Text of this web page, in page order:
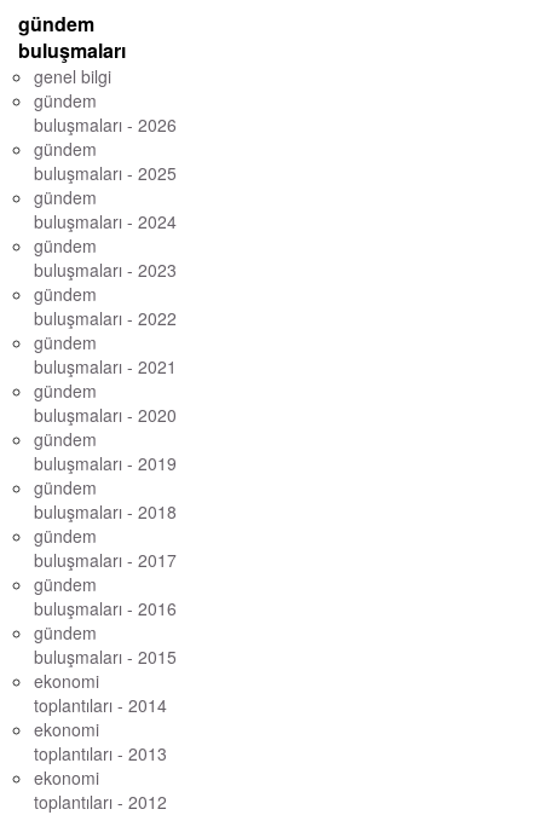
gündem
buluşmaları
genel bilgi
gündem
buluşmaları - 2026
gündem
buluşmaları - 2025
gündem
buluşmaları - 2024
gündem
buluşmaları - 2023
gündem
buluşmaları - 2022
gündem
buluşmaları - 2021
gündem
buluşmaları - 2020
gündem
buluşmaları - 2019
gündem
buluşmaları - 2018
gündem
buluşmaları - 2017
gündem
buluşmaları - 2016
gündem
buluşmaları - 2015
ekonomi
toplantıları - 2014
ekonomi
toplantıları - 2013
ekonomi
toplantıları - 2012